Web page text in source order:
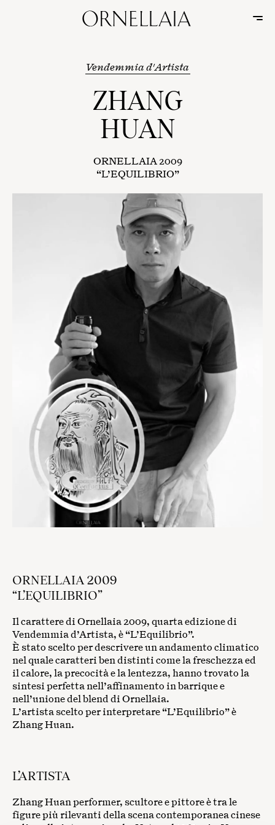
Vendemmia d'Artista
ZHANG
HUAN
ORNELLAIA 2009
“L’EQUILIBRIO”
ORNELLAIA 2009
“L’EQUILIBRIO”
Il carattere di Ornellaia 2009, quarta edizione di
Vendemmia d’Artista, è “L’Equilibrio”.
È stato scelto per descrivere un andamento climatico
nel quale caratteri ben distinti come la freschezza ed
il calore, la precocità e la lentezza, hanno trovato la
sintesi perfetta nell’affinamento in barrique e
nell’unione del blend di Ornellaia.
L’artista scelto per interpretare “L’Equilibrio” è
Zhang Huan.
L’ARTISTA
Zhang Huan performer, scultore e pittore è tra le
figure più rilevanti della scena contemporanea cinese